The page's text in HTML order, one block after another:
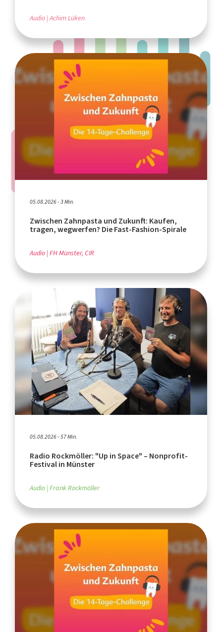
Audio Achim Lüken
05.08.2026 - 3 Min.
Zwischen Zahnpasta und Zukunft: Kaufen,
tragen, wegwerfen? Die Fast-Fashion-Spirale
Audio FH Münster, CIR
05.08.2026 - 57 Min.
Radio Rockmöller: "Up in Space" – Nonprofit-
Festival in Münster
Audio Frank Rockmöller